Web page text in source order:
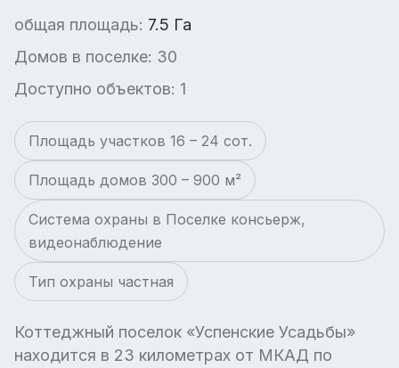
общая площадь: 7.5 Га
Домов в поселке: 30
Доступно объектов: 1
Площадь участков 16 – 24 сот.
Площадь домов 300 – 900 м²
Система охраны в Поселке консьерж,
видеонаблюдение
Тип охраны частная
Коттеджный поселок «Успенские Усадьбы»
находится в 23 километрах от МКАД по